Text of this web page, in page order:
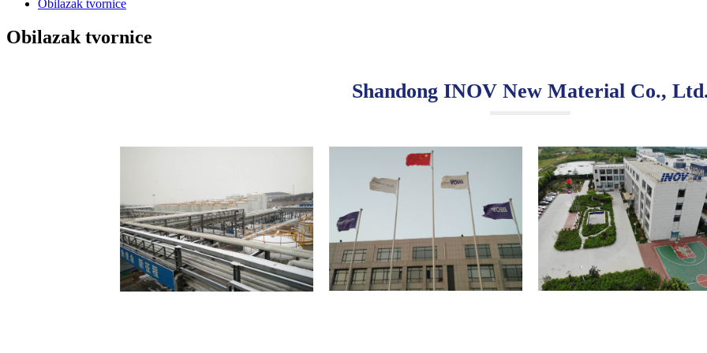
Obilazak tvornice
Obilazak tvornice
Shandong INOV New Material Co.,